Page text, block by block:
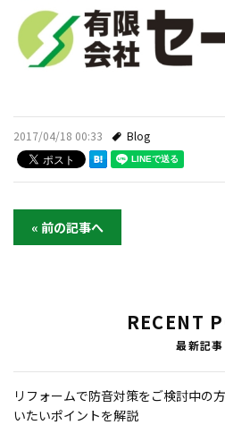
2017/04/18 00:33 Blog
« 前の記事へ
RECENT
最新記事
リフォームで防音対策をご検討中の
いたいポイントを解説